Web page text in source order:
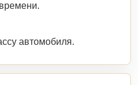
автомобиля.